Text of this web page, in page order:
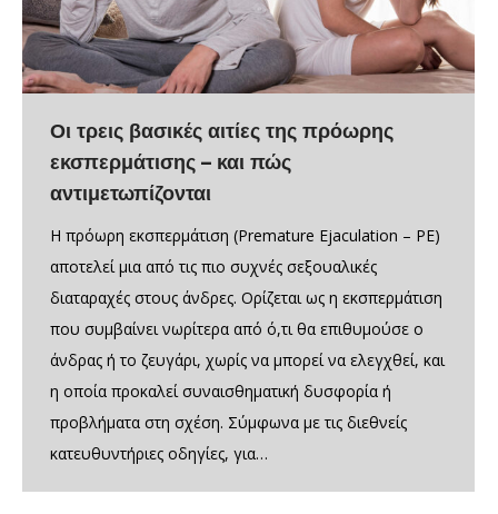
Οι τρεις βασικές αιτίες της πρόωρης
εκσπερμάτισης – και πώς
αντιμετωπίζονται
Η πρόωρη εκσπερμάτιση (Premature Ejaculation – PE)
αποτελεί μια από τις πιο συχνές σεξουαλικές
διαταραχές στους άνδρες. Ορίζεται ως η εκσπερμάτιση
που συμβαίνει νωρίτερα από ό,τι θα επιθυμούσε ο
άνδρας ή το ζευγάρι, χωρίς να μπορεί να ελεγχθεί, και
η οποία προκαλεί συναισθηματική δυσφορία ή
προβλήματα στη σχέση. Σύμφωνα με τις διεθνείς
κατευθυντήριες οδηγίες, για…